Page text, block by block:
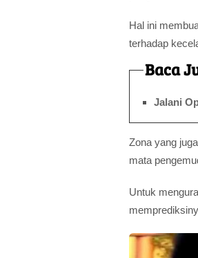
Hal ini
terhadap
Baca
Jalani
Zona yang
mata
Untuk